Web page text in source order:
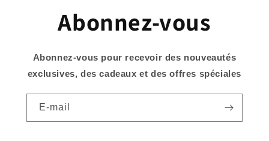
Abonnez-vous
Abonnez-vous pour recevoir des nouveautés
exclusives, des cadeaux et des offres spéciales
E-mail